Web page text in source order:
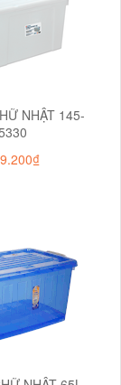
NHẬT 145-